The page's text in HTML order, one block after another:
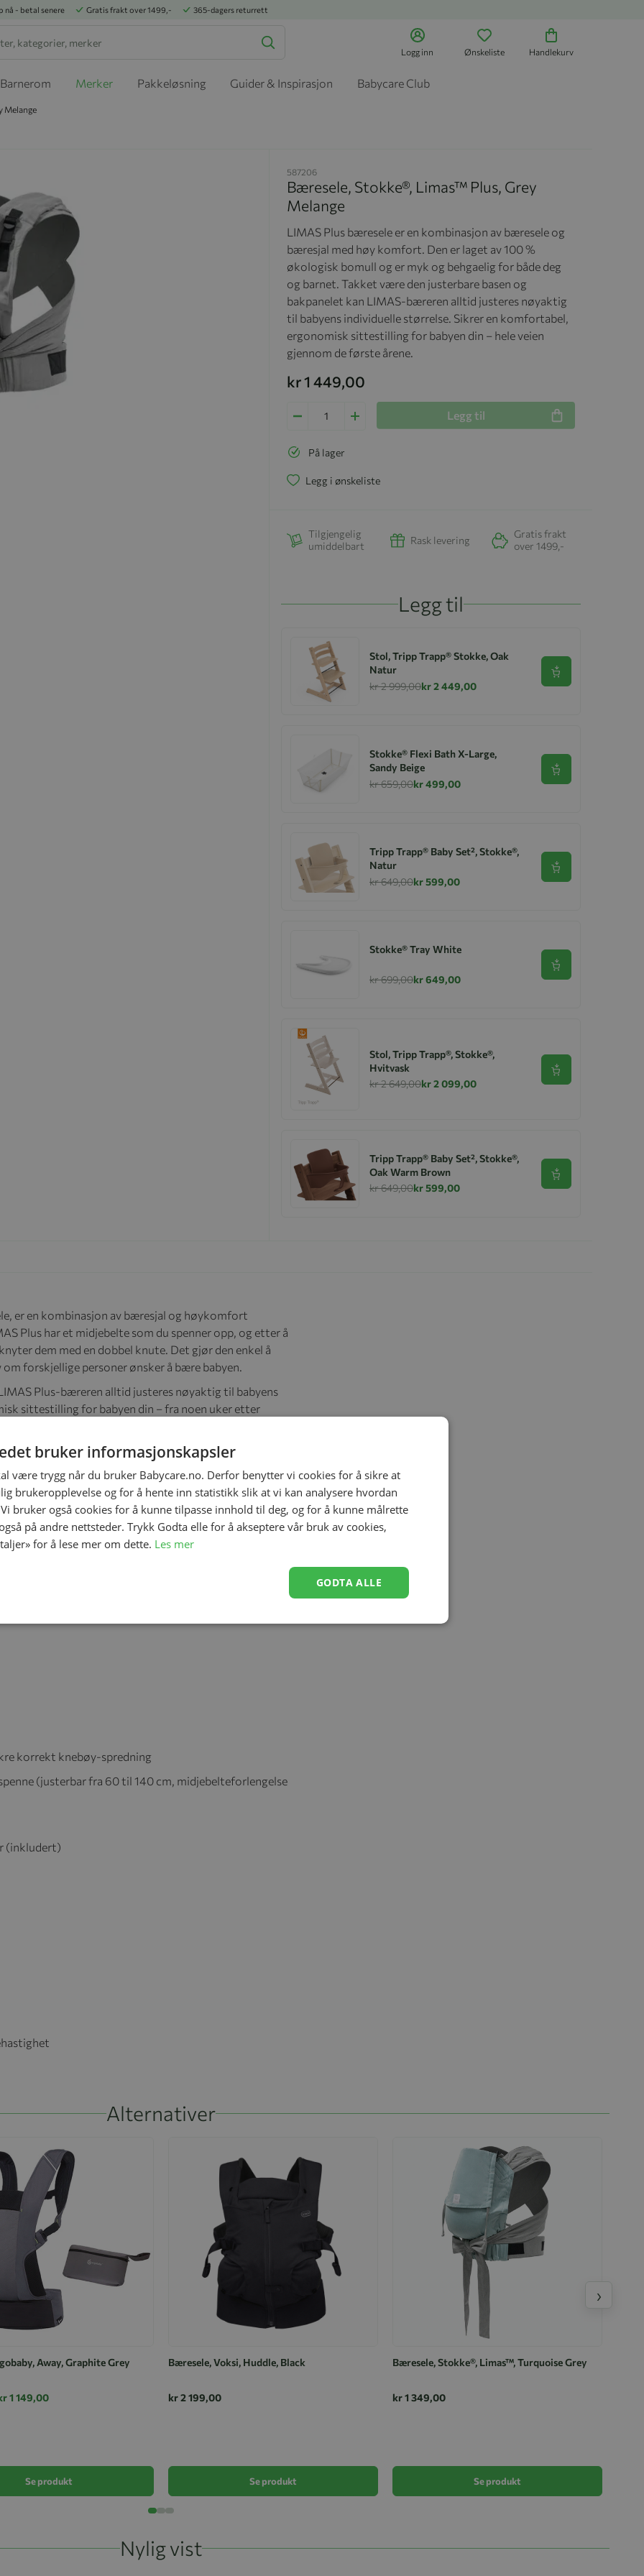
nå - betal senere Gratis frakt over 1499,- 365-dagers returrett
Logg inn Ønskeliste Handlekurv
Barnerom Merker Pakkeløsning Guider & Inspirasjon Babycare Club
Melange
587206
Bæresele, Stokke®, Limas™ Plus, Grey
Melange
LIMAS Plus bæresele er en kombinasjon av bæresele og
bæresjal med høy komfort. Den er laget av 100 %
økologisk bomull og er myk og behgaelig for både deg
og barnet. Takket være den justerbare basen og
bakpanelet kan LIMAS-bæreren alltid justeres nøyaktig
til babyens individuelle størrelse. Sikrer en komfortabel,
ergonomisk sittestilling for babyen din – hele veien
gjennom de første årene.
kr 1 449,00
Legg til
På lager
Legg i ønskeliste
Tilgjengelig
umiddelbart
Rask levering
Gratis frakt
over 1499,-
Legg til
Stol, Tripp Trapp® Stokke, Oak
Natur
kr 2 999,00kr 2 449,00
Se produkt
Stokke® Flexi Bath X-Large,
Sandy Beige
kr 659,00kr 499,00
Se produkt
Tripp Trapp® Baby Set², Stokke®,
Natur
kr 649,00kr 599,00
Se produkt
Stokke® Tray White
kr 699,00kr 649,00
Se produkt
Stol, Tripp Trapp®, Stokke®,
Hvitvask
kr 2 649,00kr 2 099,00
Se produkt
Tripp Trapp® Baby Set², Stokke®,
Oak Warm Brown
kr 649,00kr 599,00
Se produkt
er en kombinasjon av bæresjal og høykomfort
Plus har et midjebelte som du spenner opp, og etter å
dem med en dobbel knute. Det gjør den enkel å
forskjellige personer ønsker å bære babyen.
Plus-bæreren alltid justeres nøyaktig til babyens
sittestilling for babyen din – fra noen uker etter
brukervennlighet. Takket være skulderstroppene, som
jevnt over hoftene og ryggen, noe som gjør den
Mellom disse to lagene med materiale er det
i om nødvendig.
på ryggen eller på hoften, noe som gir deg maksimal
hjelp av poppers, noe som gjør det veldig enkelt å
avhengig av humøret og antrekket ditt.
korrekt knebøy-spredning
(justerbar fra 60 til 140 cm, midjebelteforlengelse
(inkludert)
Alternativer
Away, Graphite Grey
1 149,00
Se produkt
Bæresele, Voksi, Huddle, Black
kr 2 199,00
Se produkt
Bæresele, Stokke®, Limas™, Turquoise Grey
kr 1 349,00
Se produkt
›
Nylig vist
bruker informasjonskapsler
være trygg når du bruker Babycare.no. Derfor benytter vi cookies for å sikre at
brukeropplevelse og for å hente inn statistikk slik at vi kan analysere hvordan
bruker også cookies for å kunne tilpasse innhold til deg, og for å kunne målrette
på andre nettsteder. Trykk Godta elle for å akseptere vår bruk av cookies,
for å lese mer om dette. Les mer
GODTA ALLE